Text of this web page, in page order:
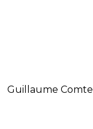
Guillaume Comte